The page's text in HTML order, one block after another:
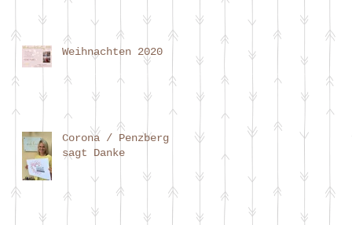
Weihnachten 2020
Corona / Penzberg
sagt Danke